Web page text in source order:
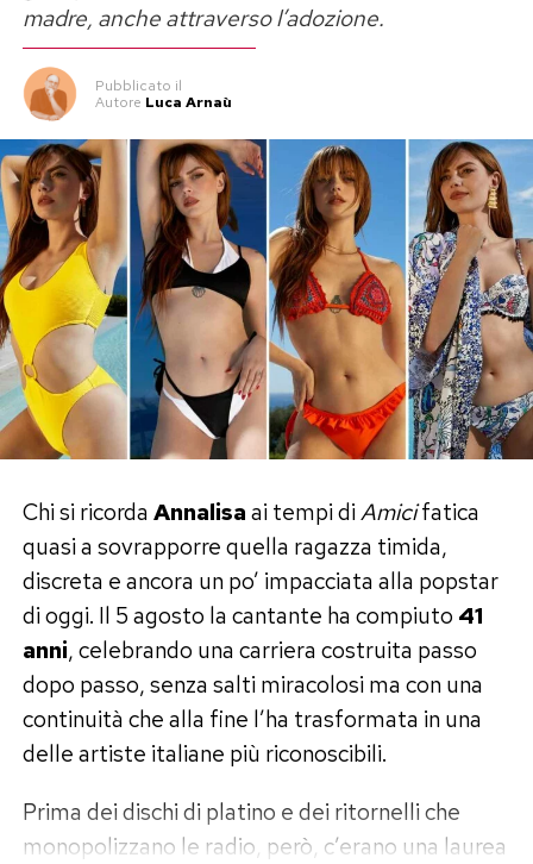
madre, anche attraverso l’adozione.
Pubblicato il
Autore Luca Arnaù
Chi si ricordaAnnalisaai tempi diAmicifatica
quasi a sovrapporre quella ragazza timida,
discreta e ancora un po’ impacciata alla popstar
di oggi. Il 5 agosto la cantante ha compiuto 41
anni, celebrando una carriera costruita passo
dopo passo, senza salti miracolosi ma con una
continuità che alla fine l’ha trasformata in una
delle artiste italiane più riconoscibili.
Prima dei dischi di platino e dei ritornelli che
monopolizzano le radio, però, c’erano una laurea